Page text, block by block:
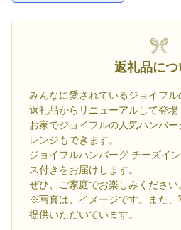
返礼品につ
みんなに愛されているジョイフ
返礼品からリニューアルして登場
お家でジョイフルの人気ハンバ
レンジもできます。
ジョイフルハンバーグ チーズイ
ス付きをお届けします。
ぜひ、ご家庭でお楽しみください
※写真は、イメージです。また、
提供いただいています。